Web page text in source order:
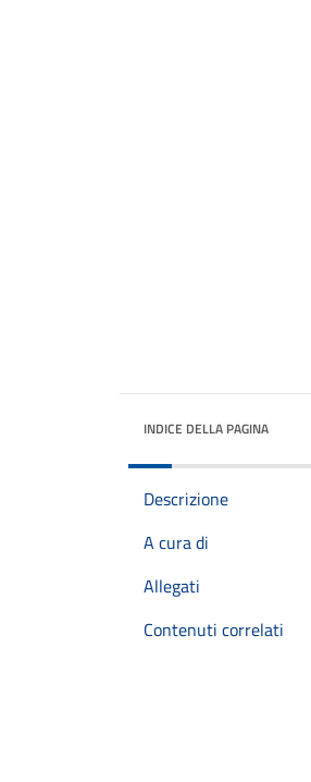
INDICE DELLA PAGINA
Descrizione
A cura di
Allegati
Contenuti correlati